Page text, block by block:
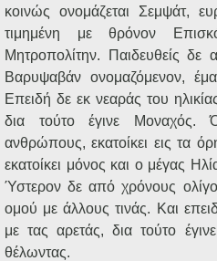
κοινώς ονομάζεται Σεμψάτ,
τιμημένη με θρόνον
Μητροπολίτην. Παιδευθείς δε
Βαρυψαβάν ονομαζόμενον,
Επειδή δε εκ νεαράς του
δια τούτο έγινε Μοναχός.
ανθρώπους, εκατοίκει εις τα
εκατοίκει μόνος και ο μέγας
Ύστερον δε από χρόνους
ομού με άλλους τινάς. Και
με τας αρετάς, δια τούτο
θέλωντας.